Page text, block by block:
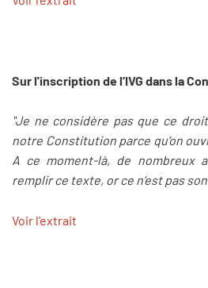
Sur l'inscription de l’IVG dans la
"Je ne considère pas que ce
notre Constitution parce qu’on
A ce moment-là, de nombreux
remplir ce texte, or ce n’est pas
Voir l'extrait